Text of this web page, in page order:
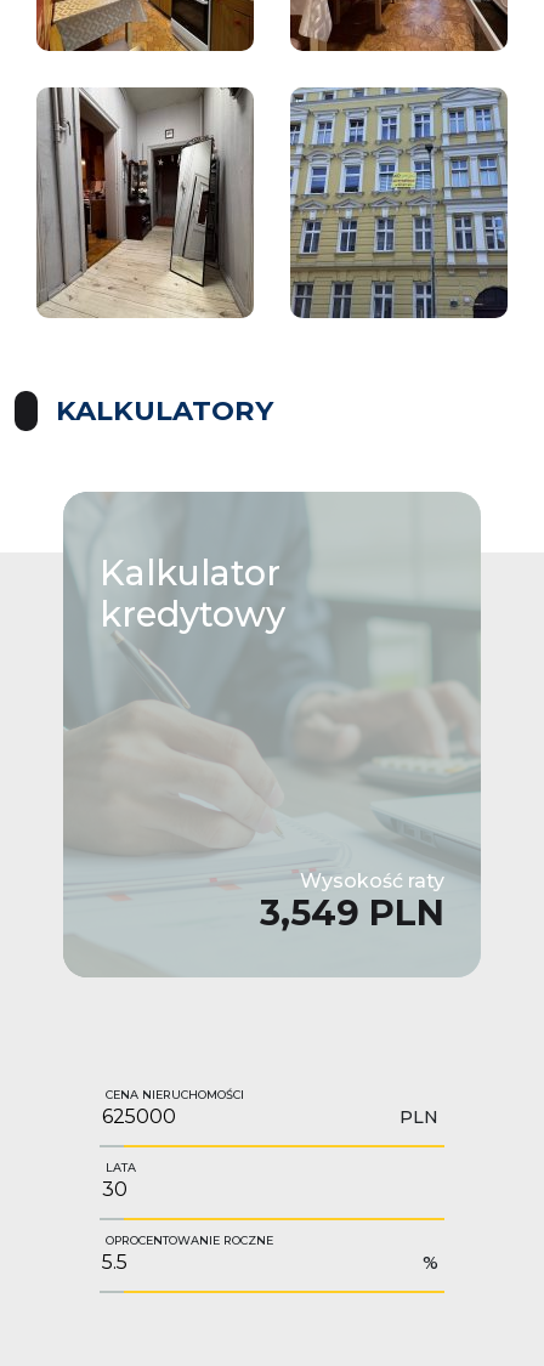
KALKULATORY
Kalkulator
kredytowy
Wysokość raty
3,549 PLN
CENA NIERUCHOMOŚCI
PLN
LATA
OPROCENTOWANIE ROCZNE
%